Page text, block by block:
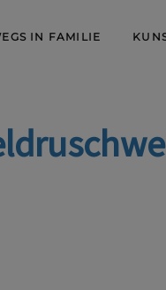
IN FAMILIE